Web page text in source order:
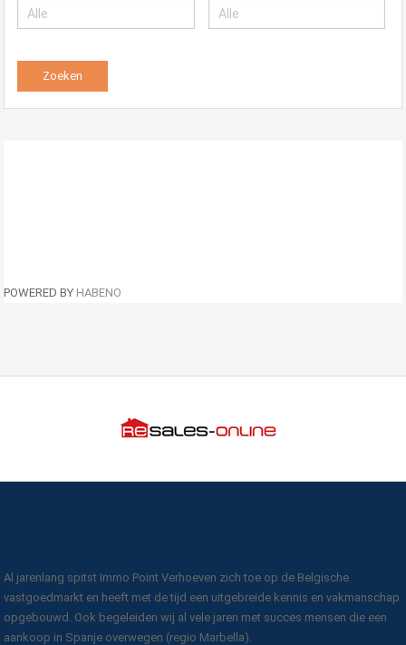
POWERED BY HABENO
Al jarenlang spitst Immo Point Verhoeven zich toe op de Belgische
vastgoedmarkt en heeft met de tijd een uitgebreide kennis en vakmanschap
opgebouwd. Ook begeleiden wij al vele jaren met succes mensen die een
aankoop in Spanje overwegen (regio Marbella).